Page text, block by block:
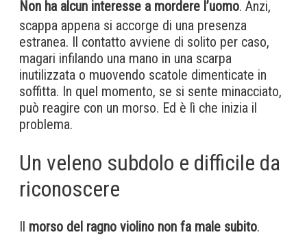
Non ha alcun interesse a mordere l’uomo. Anzi,
scappa appena si accorge di una presenza
estranea. Il contatto avviene di solito per caso,
magari infilando una mano in una scarpa
inutilizzata o muovendo scatole dimenticate in
soffitta. In quel momento, se si sente minacciato,
può reagire con un morso. Ed è lì che inizia il
problema.
Un veleno subdolo e difficile da
riconoscere
Il morso del ragno violino non fa male subito.